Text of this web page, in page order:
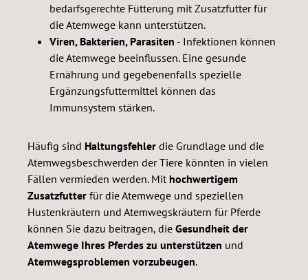
bedarfsgerechte Fütterung mit Zusatzfutter für
die Atemwege kann unterstützen.
Viren, Bakterien, Parasiten - Infektionen können
die Atemwege beeinflussen. Eine gesunde
Ernährung und gegebenenfalls spezielle
Ergänzungsfuttermittel können das
Immunsystem stärken.
Häufig sind Haltungsfehler die Grundlage und die
Atemwegsbeschwerden der Tiere könnten in vielen
Fällen vermieden werden. Mit hochwertigem
Zusatzfutter für die Atemwege und speziellen
Hustenkräutern und Atemwegskräutern für Pferde
können Sie dazu beitragen, die Gesundheit der
Atemwege Ihres Pferdes zu unterstützen und
Atemwegsproblemen vorzubeugen.